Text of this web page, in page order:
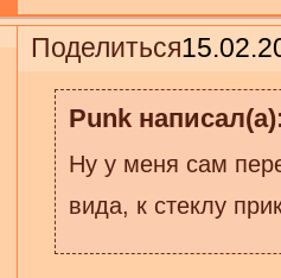
Поделиться
Punk
Ну у меня сам
вида, к стеклу